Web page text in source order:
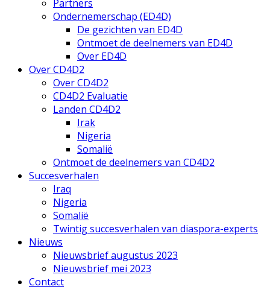
Partners
Ondernemerschap (ED4D)
De gezichten van ED4D
Ontmoet de deelnemers van ED4D
Over ED4D
Over CD4D2
Over CD4D2
CD4D2 Evaluatie
Landen CD4D2
Irak
Nigeria
Somalië
Ontmoet de deelnemers van CD4D2
Succesverhalen
Iraq
Nigeria
Somalië
Twintig succesverhalen van diaspora-experts
Nieuws
Nieuwsbrief augustus 2023
Nieuwsbrief mei 2023
Contact